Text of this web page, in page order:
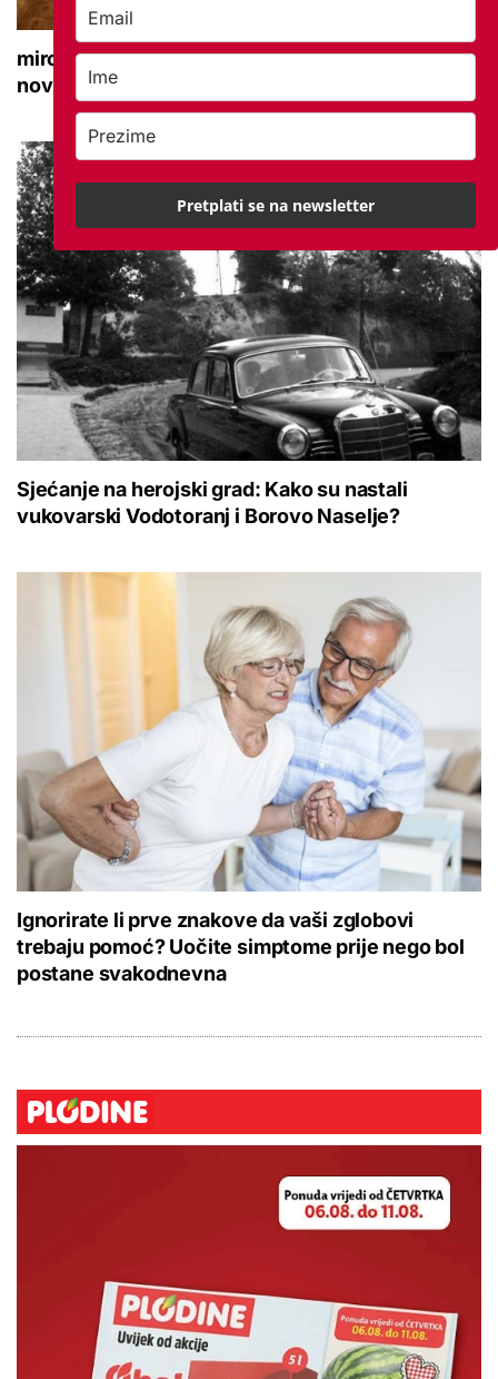
mirovina.hr zapošljava: Tražimo novinara ili
novinarku koji će se pridružiti našem timu
Sjećanje na herojski grad: Kako su nastali
vukovarski Vodotoranj i Borovo Naselje?
Ignorirate li prve znakove da vaši zglobovi
trebaju pomoć? Uočite simptome prije nego bol
postane svakodnevna
Pretplati se na newsletter